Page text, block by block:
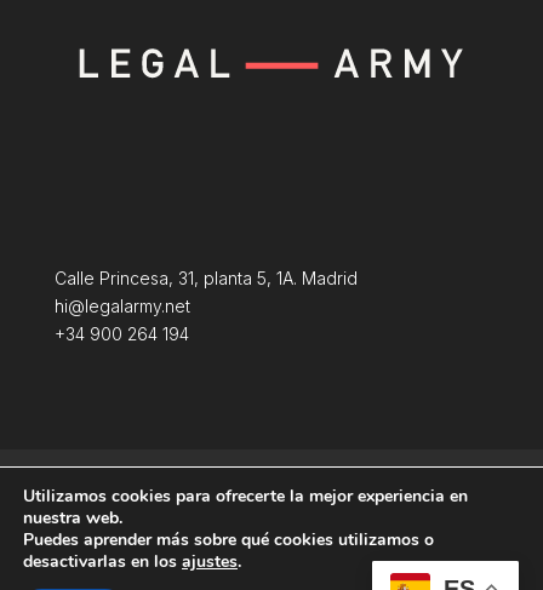
Calle Princesa, 31, planta 5, 1A. Madrid
hi@legalarmy.net
+34 900 264 194
Terminos y condiciones
Política de Cookies
Utilizamos cookies para ofrecerte la mejor experiencia en
nuestra web.
Puedes aprender más sobre qué cookies utilizamos o
desactivarlas en los ajustes.